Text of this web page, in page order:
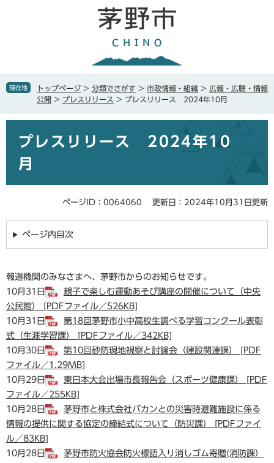
で
ば
本
現在地 トップページ > 分類でさがす > 市政情報・組織 > 広報・広聴・情報
公開 > プレスリリース > プレスリリース 2024年10月
プレスリリース 2024年10
月
ページID：0064060 更新日：2024年10月31日更新
ページ内目次
報道機関のみなさまへ、茅野市からのお知らせです。
10月31日
親子で楽しむ運動あそび講座の開催について（中央
公民館） [PDFファイル／526KB]
10月31日
第18回茅野市小中高校生調べる学習コンクール表彰
式（生涯学習課） [PDFファイル／342KB]
10月30日
第10回砂防現地視察と討論会（建設関連課） [PDF
ファイル／1.29MB]
10月29日
東日本大会出場市長報告会（スポーツ健康課） [PDF
ファイル／255KB]
10月28日
茅野市と株式会社バカンとの災害時避難施設に係る
情報の提供に関する協定の締結式について（防災課） [PDFファイ
ル／83KB]
10月28日
茅野市防火協会防火標語入り消しゴム寄贈(消防課）